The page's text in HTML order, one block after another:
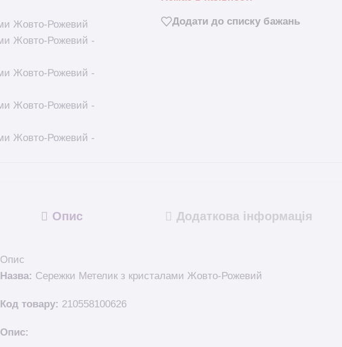
Додати до списку бажань
Опис Додаткова інформація
Опис
Назва: Сережки Метелик з кристалами Жовто-Рожевий
Код товару: 210558100626
Опис: